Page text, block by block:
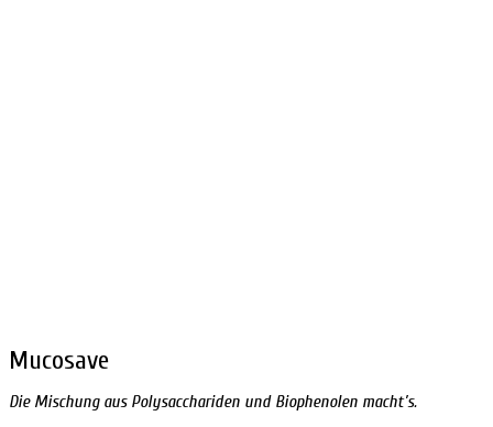
Mucosave
Die Mischung aus Polysacchariden und Biophenolen macht’s.